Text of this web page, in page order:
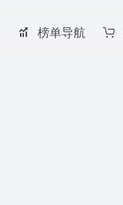
榜单导航